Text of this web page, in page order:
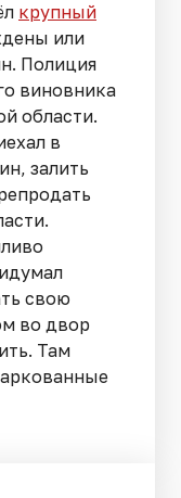
крупный
или
Полиция
виновника
области.
в
залить
свою
во двор
Там